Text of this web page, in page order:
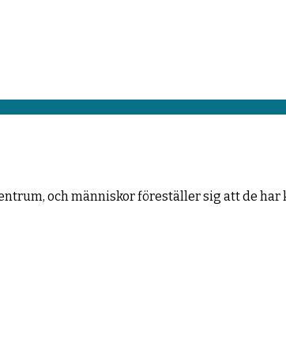
och människor föreställer sig att de